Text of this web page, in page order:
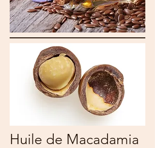
Huile de Macadamia